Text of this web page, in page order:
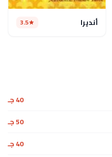
أنديرا 3.5
40 جـ
50 جـ
40 جـ